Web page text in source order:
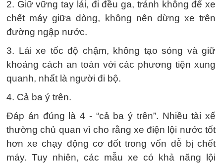
2. Giữ vững tay lái, đi đều ga, tránh không để xe
chết máy giữa dòng, không nên dừng xe trên
đường ngập nước.
3. Lái xe tốc độ chậm, không tạo sóng và giữ
khoảng cách an toàn với các phương tiện xung
quanh, nhất là người đi bộ.
4. Cả ba ý trên.
Đáp án đúng là 4 - “cả ba ý trên”. Nhiều tài xế
thường chủ quan vì cho rằng xe điện lội nước tốt
hơn xe chạy động cơ đốt trong vốn dễ bị chết
máy. Tuy nhiên, các mẫu xe có khả năng lội